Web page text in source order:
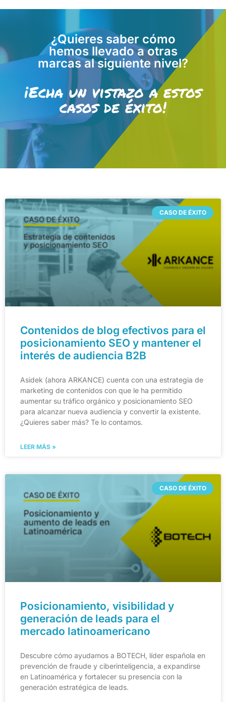
¿Quieres saber cómo
hemos llevado a otras
marcas al siguiente nivel?
¡Echa un vistazo a estos
casos de éxito!
CASO DE ÉXITO
Contenidos de blog efectivos para el
posicionamiento SEO y mantener el
interés de audiencia B2B
Asidek (ahora ARKANCE) cuenta con una estrategia de
marketing de contenidos con que le ha permitido
aumentar su tráfico orgánico y posicionamiento SEO
para alcanzar nueva audiencia y convertir la existente.
¿Quieres saber más? Te lo contamos.
LEER MÁS »
CASO DE ÉXITO
Posicionamiento, visibilidad y
generación de leads para el
mercado latinoamericano
Descubre cómo ayudamos a BOTECH, líder española en
prevención de fraude y ciberinteligencia, a expandirse
en Latinoamérica y fortalecer su presencia con la
generación estratégica de leads.